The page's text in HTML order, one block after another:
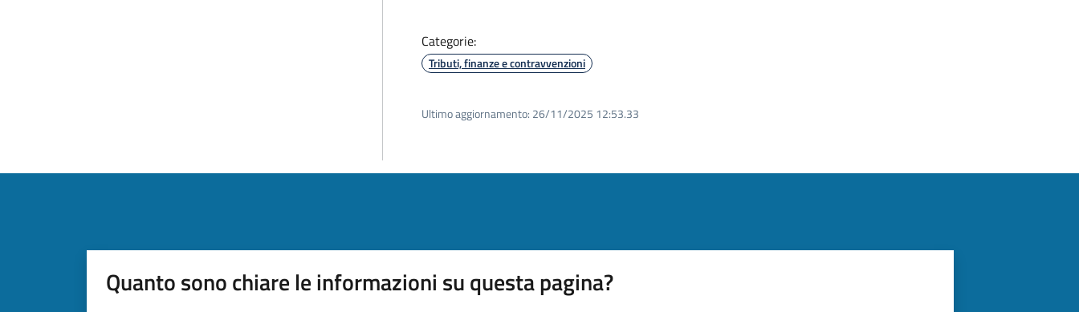
Categorie:
Tributi, finanze e contravvenzioni
Ultimo aggiornamento: 26/11/2025 12:53.33
Quanto sono chiare le informazioni su questa pagina?